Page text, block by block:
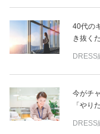
40代の
き抜く
DRESS
今がチ
「やり
DRESS